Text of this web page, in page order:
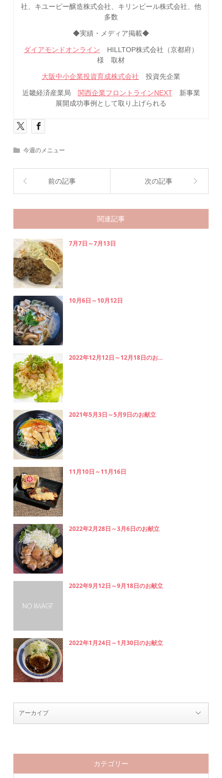
社、キユーピー醸造株式会社、キリンビール株式会社、他
多数
◆実績・メディア掲載◆
ダイアモンドオンライン HILLTOP株式会社（京都府）
様 取材
大阪中小企業投資育成株式会社 投資先企業
近畿経済産業局 関西企業フロントラインNEXT新事業
展開成功事例として取り上げられる
今週のメニュー
前の記事 次の記事
関連記事
7月7日～7月13日
10月6日～10月12日
2022年12月12日～12月18日のお...
2021年5月3日～5月9日のお献立
11月10日～11月16日
2022年2月28日～3月6日のお献立
2022年9月12日～9月18日のお献立
2022年1月24日～1月30日のお献立
カテゴリー